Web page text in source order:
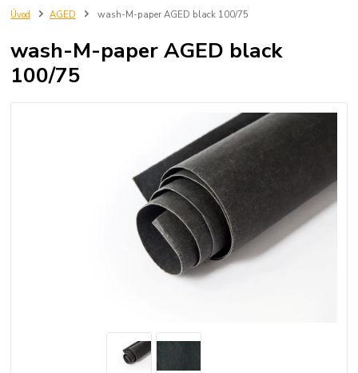
Úvod AGED wash-M-paper AGED black 100/75
wash-M-paper AGED black
100/75